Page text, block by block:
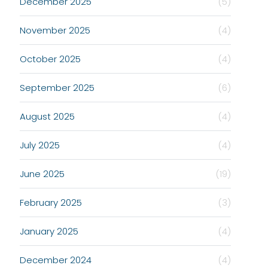
November 2025 (4)
October 2025 (4)
September 2025 (6)
August 2025 (4)
July 2025 (4)
June 2025 (19)
February 2025 (3)
January 2025 (4)
December 2024 (4)